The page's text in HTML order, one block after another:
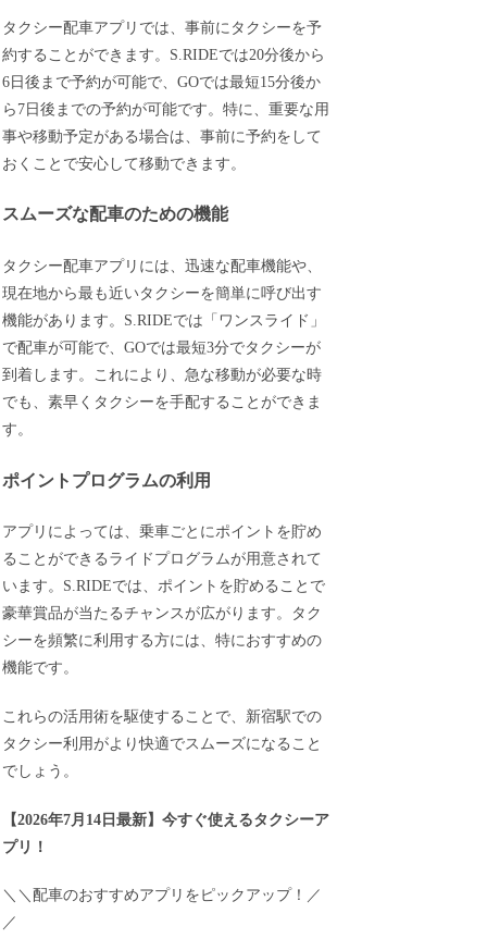
タクシー配車アプリでは、事前にタクシーを予
約することができます。S.RIDEでは20分後から
6日後まで予約が可能で、GOでは最短15分後か
ら7日後までの予約が可能です。特に、重要な用
事や移動予定がある場合は、事前に予約をして
おくことで安心して移動できます。
スムーズな配車のための機能
タクシー配車アプリには、迅速な配車機能や、
現在地から最も近いタクシーを簡単に呼び出す
機能があります。S.RIDEでは「ワンスライド」
で配車が可能で、GOでは最短3分でタクシーが
到着します。これにより、急な移動が必要な時
でも、素早くタクシーを手配することができま
す。
ポイントプログラムの利用
アプリによっては、乗車ごとにポイントを貯め
ることができるライドプログラムが用意されて
います。S.RIDEでは、ポイントを貯めることで
豪華賞品が当たるチャンスが広がります。タク
シーを頻繁に利用する方には、特におすすめの
機能です。
これらの活用術を駆使することで、新宿駅での
タクシー利用がより快適でスムーズになること
でしょう。
【2026年7月14日最新】今すぐ使えるタクシーア
プリ！
＼＼配車のおすすめアプリをピックアップ！／
／